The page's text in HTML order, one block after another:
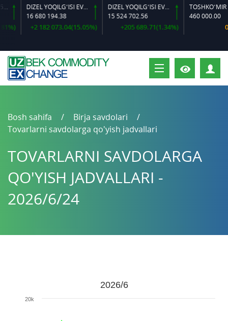
DIZEL YOQILG‘ISI EVRO L-K-4
16 680 194.38
+2 182 073.04(15.05%)
DIZEL YOQILG‘ISI EVRO-L II K-4 SSDF
15 524 702.56
+205 689.71(1.34%)
460 000.00
Bosh sahifa
Birja savdolari
Tovarlarni savdolarga qo'yish jadvallari
TOVARLARNI SAVDOLARGA
QO'YISH JADVALLARI -
2026/6/24
2026/6
20k